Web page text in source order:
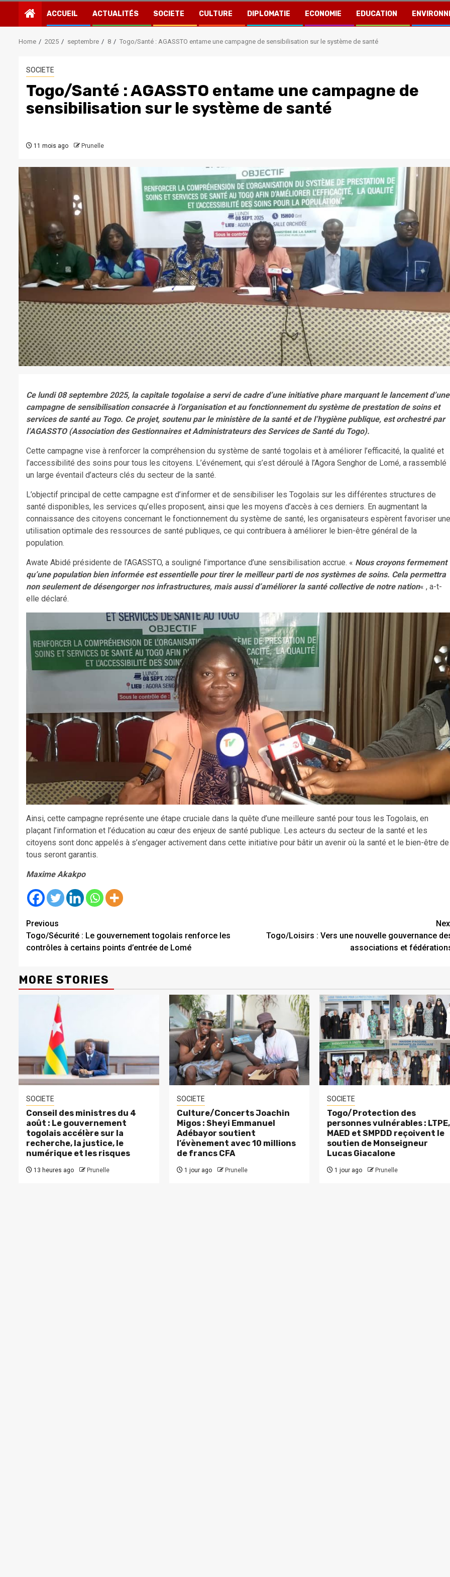
ACCUEIL ACTUALITÉS SOCIETE CULTURE DIPLOMATIE ECONOMIE EDUCATION
Home 2025 septembre 8 Togo/Santé : AGASSTO entame une campagne de sensibilisation sur le système de santé
SOCIETE
Togo/Santé : AGASSTO entame une campagne de
sensibilisation sur le système de santé
11 mois ago Prunelle
Ce lundi 08 septembre 2025, la capitale togolaise a servi de cadre d’une initiative phare marquant le lancement d’une
campagne de sensibilisation consacrée à l’organisation et au fonctionnement du système de prestation de soins et
services de santé au Togo. Ce projet, soutenu par le ministère de la santé et de l’hygiène publique, est orchestré par
l’AGASSTO (Association des Gestionnaires et Administrateurs des Services de Santé du Togo).
Cette campagne vise à renforcer la compréhension du système de santé togolais et à améliorer l’efficacité, la qualité et
l’accessibilité des soins pour tous les citoyens. L’événement, qui s’est déroulé à l’Agora Senghor de Lomé, a rassemblé
un large éventail d’acteurs clés du secteur de la santé.
L’objectif principal de cette campagne est d’informer et de sensibiliser les Togolais sur les différentes structures de
santé disponibles, les services qu’elles proposent, ainsi que les moyens d’accès à ces derniers. En augmentant la
connaissance des citoyens concernant le fonctionnement du système de santé, les organisateurs espèrent favoriser une
utilisation optimale des ressources de santé publiques, ce qui contribuera à améliorer le bien-être général de la
population.
Awate Abidé présidente de l’AGASSTO, a souligné l’importance d’une sensibilisation accrue. « Nous croyons fermement
qu’une population bien informée est essentielle pour tirer le meilleur parti de nos systèmes de soins. Cela permettra
non seulement de désengorger nos infrastructures, mais aussi d’améliorer la santé collective de notre nation« , a-t-
elle déclaré.
Ainsi, cette campagne représente une étape cruciale dans la quête d’une meilleure santé pour tous les Togolais, en
plaçant l’information et l’éducation au cœur des enjeux de santé publique. Les acteurs du secteur de la santé et les
citoyens sont donc appelés à s’engager activement dans cette initiative pour bâtir un avenir où la santé et le bien-être de
tous seront garantis.
Maxime Akakpo
Continue
Reading
Previous
Togo/Sécurité : Le gouvernement togolais renforce les
contrôles à certains points d’entrée de Lomé
Togo/Loisirs : Vers une nouvelle gouvernance
associations et
MORE STORIES
SOCIETE
Conseil des ministres du 4
août : Le gouvernement
togolais accélère sur la
recherche, la justice, le
numérique et les risques
13 heures ago Prunelle
SOCIETE
Culture/Concerts Joachin
Migos : Sheyi Emmanuel
Adébayor soutient
l’évènement avec 10 millions
de francs CFA
1 jour ago Prunelle
SOCIETE
Togo/Protection des
personnes vulnérables : LTPE,
MAED et SMPDD reçoivent le
soutien de Monseigneur
Lucas Giacalone
1 jour ago Prunelle